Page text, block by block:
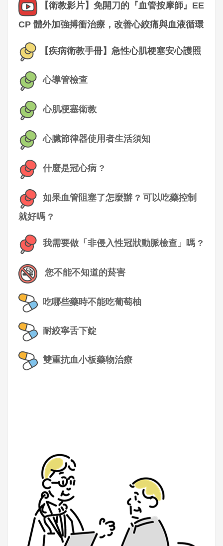
【衛教影片】免開刀的『血管按摩師』EE
CP 體外加強搏衝治療，改善心絞痛與血液循環
【疾病衛教手冊】急性心肌梗塞安心護照
心導管檢查
心肌梗塞衛教
心臟節律器使用者生活須知
什麼是冠心病 ?
如果血管阻塞了怎麼辦 ? 可以吃藥控制
就好嗎?
我需要做「非侵入性冠狀動脈檢查」嗎 ?
您不能不知道的菸害
吃哪些藥時不能吃葡萄柚
耐絞寧舌下錠
雙重抗血小板藥物治療